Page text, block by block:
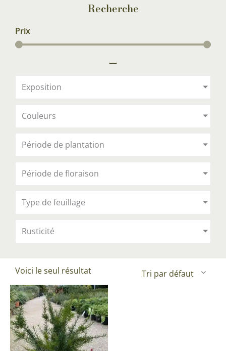
Recherche
Prix
—
Exposition
Couleurs
Période de plantation
Période de floraison
Type de feuillage
Rusticité
Voici le seul résultat